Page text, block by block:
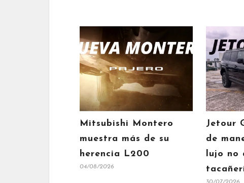
Mitsubishi Montero
muestra más de su
herencia L200
04/08/2026
Jetour
de
lujo no